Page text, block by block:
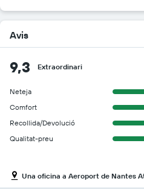
Avis
9,3 Extraordinari
Neteja
Comfort
Recollida/Devolució
Qualitat-preu